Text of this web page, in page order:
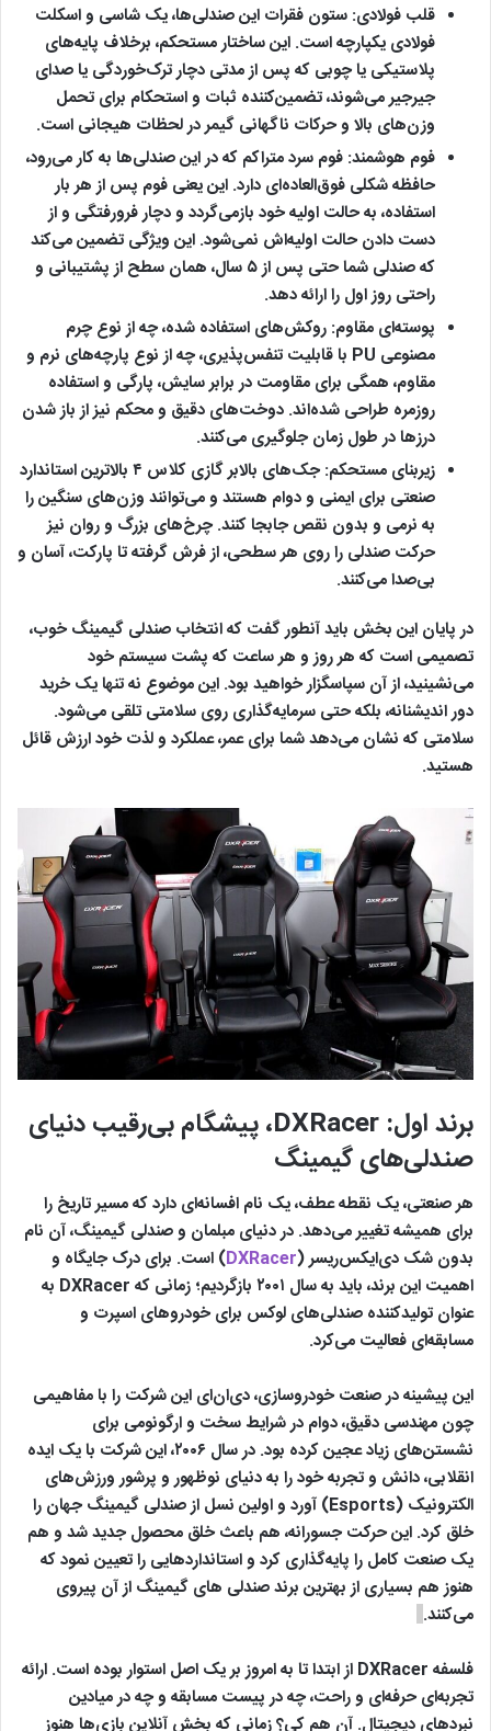
قلب فولادی: ستون فقرات این صندلی‌ها، یک شاسی و اسکلت
فولادی یکپارچه است. این ساختار مستحکم، برخلاف پایه‌های
پلاستیکی یا چوبی که پس از مدتی دچار ترک‌خوردگی یا صدای
جیرجیر می‌شوند، تضمین‌کننده ثبات و استحکام برای تحمل
وزن‌های بالا و حرکات ناگهانی گیمر در لحظات هیجانی است.
فوم هوشمند: فوم سرد متراکم که در این صندلی‌ها به کار می‌رود،
حافظه شکلی فوق‌العاده‌ای دارد. این یعنی فوم پس از هر بار
استفاده، به حالت اولیه خود بازمی‌گردد و دچار فرورفتگی و از
دست دادن حالت اولیه‌اش نمی‌شود. این ویژگی تضمین می‌کند
که صندلی شما حتی پس از ۵ سال، همان سطح از پشتیبانی و
راحتی روز اول را ارائه دهد.
پوسته‌ای مقاوم: روکش‌های استفاده شده، چه از نوع چرم
مصنوعی PU با قابلیت تنفس‌پذیری، چه از نوع پارچه‌های نرم و
مقاوم، همگی برای مقاومت در برابر سایش، پارگی و استفاده
روزمره طراحی شده‌اند. دوخت‌های دقیق و محکم نیز از باز شدن
درزها در طول زمان جلوگیری می‌کنند.
زیربنای مستحکم:
جک‌های بالابر گازی کلاس ۴ بالاترین استاندارد
صنعتی برای ایمنی و دوام هستند و می‌توانند وزن‌های سنگین را
به نرمی و بدون نقص جابجا کنند. چرخ‌های بزرگ و روان نیز
حرکت صندلی را روی هر سطحی، از فرش گرفته تا پارکت، آسان و
بی‌صدا می‌کنند.
در پایان این بخش باید آنطور گفت که انتخاب صندلی گیمینگ خوب،
تصمیمی است که هر روز و هر ساعت که پشت سیستم خود
می‌نشینید، از آن سپاسگزار خواهید بود. این موضوع نه تنها یک خرید
دور اندیشنانه، بلکه حتی سرمایه‌گذاری روی سلامتی تلقی می‌شود.
سلامتی که نشان می‌دهد شما برای عمر، عملکرد و لذت خود ارزش قائل
هستید.
برند اول:
DXRacer، پیشگام بی‌رقیب دنیای
صندلی‌های گیمینگ
هر صنعتی، یک نقطه عطف، یک نام افسانه‌ای دارد که مسیر تاریخ را
برای همیشه تغییر می‌دهد. در دنیای مبلمان و صندلی گیمینگ، آن نام
بدون شک دی‌ایکس‌ریسر (DXRacer) است. برای درک جایگاه و
اهمیت این برند، باید به سال ۲۰۰۱ بازگردیم؛ زمانی که DXRacer به
عنوان تولیدکننده صندلی‌های لوکس برای خودروهای اسپرت و
مسابقه‌ای فعالیت می‌کرد.
این پیشینه در صنعت خودروسازی، دی‌ان‌ای این شرکت را با مفاهیمی
چون مهندسی دقیق، دوام در شرایط سخت و ارگونومی برای
نشستن‌های زیاد عجین کرده بود. در سال ۲۰۰۶، این شرکت با یک ایده
انقلابی، دانش و تجربه خود را به دنیای نوظهور و پرشور ورزش‌های
الکترونیک (Esports) آورد و اولین نسل از صندلی گیمینگ جهان را
خلق کرد. این حرکت جسورانه، هم باعث خلق محصول جدید شد و هم
یک صنعت کامل را پایه‌گذاری کرد و استانداردهایی را تعیین نمود که
هنوز هم بسیاری از بهترین برند صندلی های گیمینگ از آن پیروی
می‌کنند.
فلسفه DXRacer از ابتدا تا به امروز بر یک اصل استوار بوده است. ارائه
تجربه‌ای حرفه‌ای و راحت، چه در پیست مسابقه و چه در میادین
نبردهای دیجیتال. آن هم کی؟ زمانی که بخش آنلاین بازی‌ها هنوز